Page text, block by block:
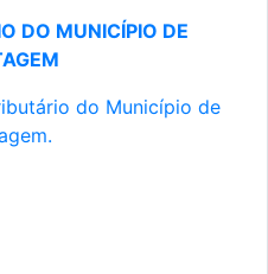
DO MUNICÍPIO DE
do Município de